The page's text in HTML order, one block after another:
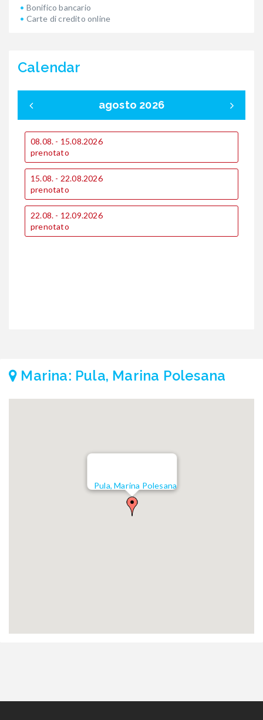
Bonifico bancario
Carte di credito online
Calendar
agosto 2026
08.08. - 15.08.2026
prenotato
15.08. - 22.08.2026
prenotato
22.08. - 12.09.2026
prenotato
Marina: Pula, Marina Polesana
Pula, Marina Polesana